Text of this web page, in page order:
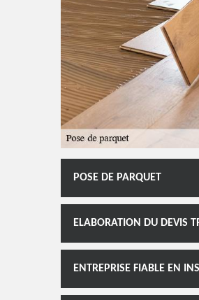
POSE DE PARQUET
ELABORATION DU DEVIS
ENTREPRISE FIABLE EN